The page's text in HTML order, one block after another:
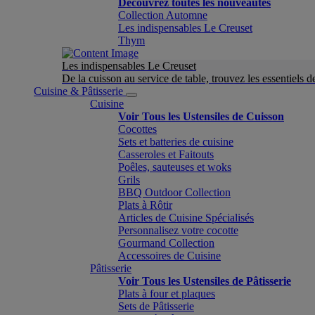
Découvrez toutes les nouveautés
Collection Automne
Les indispensables Le Creuset
Thym
Les indispensables Le Creuset
De la cuisson au service de table, trouvez les essentiels
Cuisine & Pâtisserie
Cuisine
Voir Tous les Ustensiles de Cuisson
Cocottes
Sets et batteries de cuisine
Casseroles et Faitouts
Poêles, sauteuses et woks
Grils
BBQ Outdoor Collection
Plats à Rôtir
Articles de Cuisine Spécialisés
Personnalisez votre cocotte
Gourmand Collection
Accessoires de Cuisine
Pâtisserie
Voir Tous les Ustensiles de Pâtisserie
Plats à four et plaques
Sets de Pâtisserie